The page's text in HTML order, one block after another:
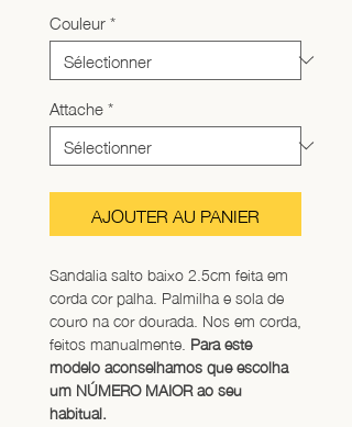
Couleur*
Attache*
AJOUTER AU PANIER
Sandalia salto baixo 2.5cm feita em
corda cor palha. Palmilha e sola de
couro na cor dourada. Nos em corda,
feitos manualmente. Para este
modelo aconselhamos que escolha
um NÚMERO MAIOR ao seu
habitual.